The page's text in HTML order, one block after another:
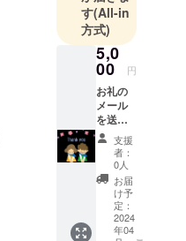
主な事業
は、「介護
保険外サー
ビスまごの
て」「出張
デイサービ
ス」「業務
委託」「ウ
イルスレス
ウオーター
の販売」を
行っていま
す(All-in
方式)
5,0
00 円
お礼の
メール
を送り
ます支援
者：
0人
お届
け予
定：
2024
年04